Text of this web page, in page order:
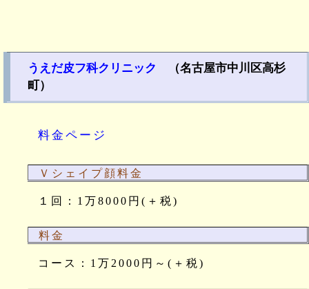
うえだ皮フ科クリニック
（名古屋市中川区高杉
町）
料金ページ
Ｖシェイプ顔料金
１回：1万8000円(＋税)
料金
コース：1万2000円～(＋税)